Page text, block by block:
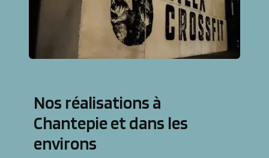
Nos réalisations à
Chantepie et dans les
environs